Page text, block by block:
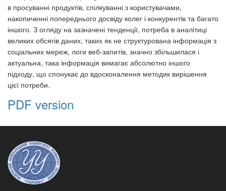
в просуванні продуктів, спілкуванні з користувачами,
накопиченні попереднього досвіду колег і конкурентів та багато
іншого. З огляду на зазначені тенденції, потреба в аналітиці
великих обсягів даних, таких як не структурована інформація з
соціальних мереж, логи веб-запитів, значно збільшилася і
актуальна, така інформація вимагає абсолютно іншого
підходу, що спонукає до вдосконалення методик вирішення
цієї потреби.
PDF version